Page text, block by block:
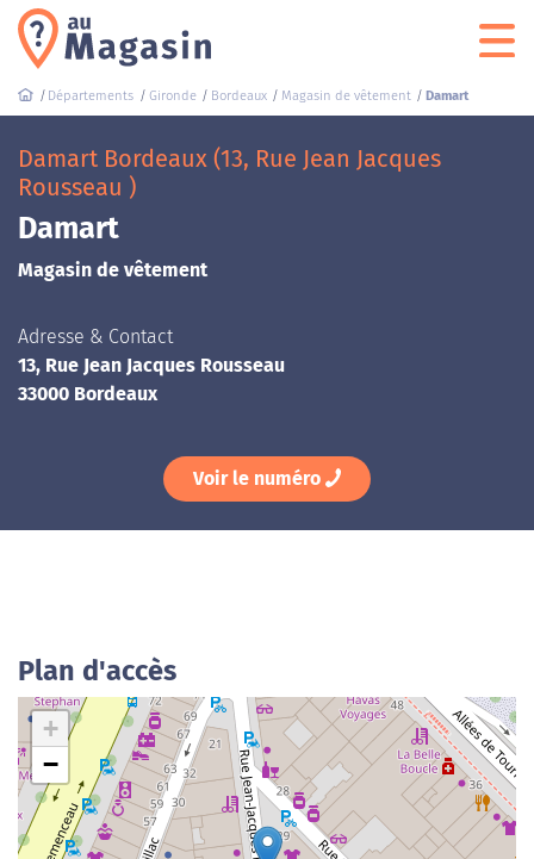
Départements Gironde Bordeaux Magasin de vêtement Damart
Damart Bordeaux (13, Rue Jean Jacques
Rousseau )
Damart
Magasin de vêtement
Adresse & Contact
13, Rue Jean Jacques Rousseau
33000 Bordeaux
Voir le numéro
Plan d'accès
+
−